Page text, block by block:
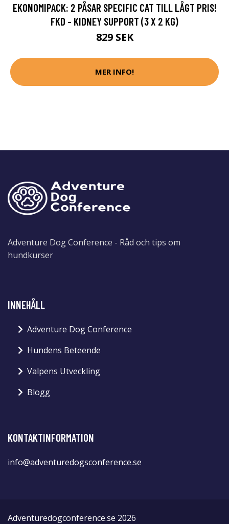
EKONOMIPACK: 2 PÅSAR SPECIFIC CAT TILL LÅGT PRIS!
FKD - KIDNEY SUPPORT (3 X 2 KG)
829 SEK
MER INFO!
Adventure Dog Conference - Råd och tips om
hundkurser
INNEHÅLL
Adventure Dog Conference
Hundens Beteende
Valpens Utveckling
Blogg
KONTAKTINFORMATION
info@adventuredogsconference.se
Adventuredogconference.se 2026